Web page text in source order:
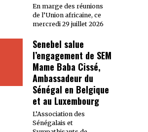
En marge des réunions
de l’Union africaine, ce
mercredi 29 juillet 2026
Senebel salue
l’engagement de SEM
Mame Baba Cissé,
Ambassadeur du
Sénégal en Belgique
et au Luxembourg
L’Association des
Sénégalais et